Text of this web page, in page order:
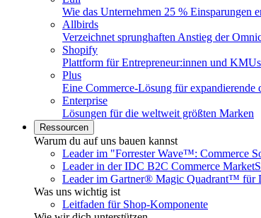
Wie das Unternehmen 25 % Einsparungen
Allbirds
Verzeichnet sprunghaften Anstieg der
Shopify
Plattform für Entrepreneur:innen und KMUs
Plus
Eine Commerce-Lösung für expandierende
Enterprise
Lösungen für die weltweit größten Marken
Ressourcen
Warum du auf uns bauen kannst
Leader im "Forrester Wave™: Commerce
Leader in der IDC B2C Commerce
Leader im Gartner® Magic Quadrant™ für
Was uns wichtig ist
Leitfaden für Shop-Komponente